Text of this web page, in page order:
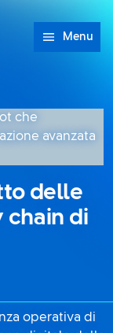
Menu
delle
chain di
operativa di